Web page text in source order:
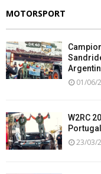
MOTORSPORT
01/06/
W2RC
23/03/